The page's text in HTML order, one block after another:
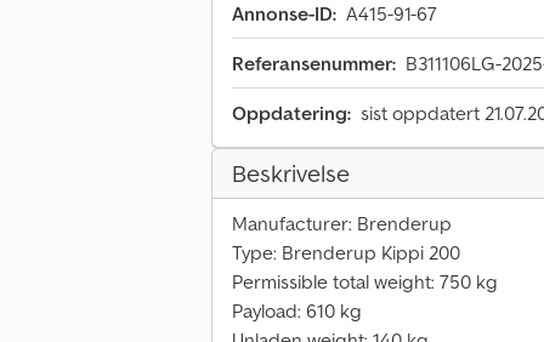
Annonse-ID: A415-91-67
Referansenummer: B311106LG-
Oppdatering: sist oppdatert
Beskrivelse
Manufacturer: Brenderup
Type: Brenderup Kippi 200
Permissible total weight: 750 kg
Payload: 610 kg